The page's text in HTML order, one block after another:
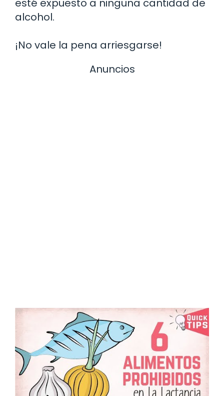
esté expuesto a ninguna cantidad de
alcohol.
¡No vale la pena arriesgarse!
Anuncios